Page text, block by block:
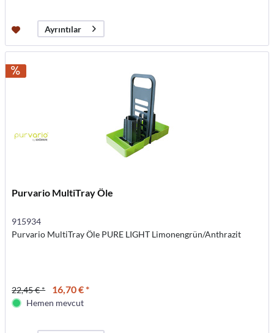
Ayrıntılar
Purvario MultiTray Öle
915934
Purvario MultiTray Öle PURE LIGHT Limonengrün/Anthrazit
22,45 € * 16,70 € *
Hemen mevcut